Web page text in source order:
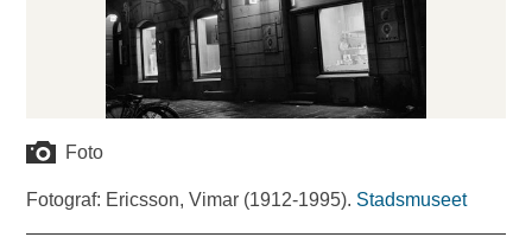
Foto
Fotograf: Ericsson, Vimar (1912-1995). Stadsmuseet